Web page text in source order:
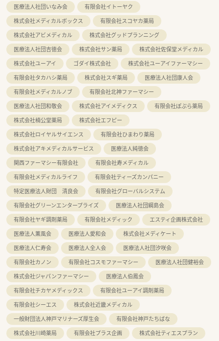
医療法人社団いなみ会
有限会社イトーヤク
株式会社メディカルボックス
有限会社スコヤカ薬局
株式会社アビメディカル
株式会社グッドプランニング
医療法人社団吉徳会
株式会社サン薬局
株式会社佐保堂メディカル
株式会社ユーアイ
ゴダイ株式会社
株式会社ユーアイファーマシー
有限会社タカハシ薬局
株式会社スギ薬局
医療法人社団康人会
有限会社メディカルノブ
有限会社北神ファーマシー
医療法人社団和敬会
株式会社アイメディクス
有限会社ぽぷら薬局
株式会社楠公堂薬局
株式会社エフピー
株式会社ロイヤルサイエンス
有限会社ひまわり薬局
株式会社アキメディカルサービス
医療法人純徳会
関西ファーマシー有限会社
有限会社寿メディカル
有限会社メディカルライフ
有限会社ティーズカンパニー
特定医療法人財団 清良会
有限会社グローバルシステム
有限会社グリーンエンタープライズ
医療法人社団綱島会
有限会社ヤギ調剤薬局
有限会社メディック
エスティ企画株式会社
医療法人薫風会
医療法人愛和会
株式会社メディケート
医療法人仁寿会
医療法人全人会
医療法人社団汐咲会
有限会社カノン
有限会社コスモファーマシー
医療法人社団健裕会
株式会社ジャパンファーマシー
医療法人伯鳳会
有限会社チカヤメディックス
有限会社ユーアイ調剤薬局
有限会社シーエス
株式会社近畿メディカル
一般財団法人神戸マリナーズ厚生会
有限会社神戸たちばな
株式会社川崎薬局
有限会社プラス企画
株式会社ティエスプラン